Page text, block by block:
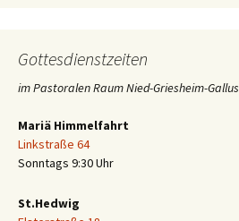
Gottesdienstzeiten
im Pastoralen Raum Nied-Griesheim-Gallus
Mariä Himmelfahrt
Linkstraße 64
Sonntags 9:30 Uhr
St.Hedwig